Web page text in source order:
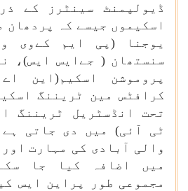
ڈیولپمنٹ سینٹرز کے
اسکیموں جیسے کہ پردھان
یوجنا (پی ایم کےوی
سنستھان ( جےایس ایس)،
پروموشن اسکیم(این
کرافٹس مین ٹریننگ
تحت انڈسٹریل ٹریننگ
ٹی آئی) میں دی جاتی
والی آبادی کی مہارت اور
میں اضافہ کیا جا
مجموعی طور پراین ایس